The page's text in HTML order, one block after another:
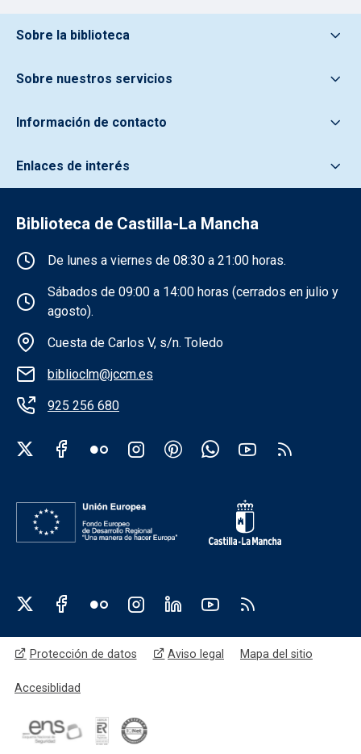
Pie de pagina información
Sobre la biblioteca
Sobre nuestros servicios
Información de contacto
Enlaces de interés
Biblioteca de Castilla-La Mancha
Información de la institución
De lunes a viernes de 08:30 a 21:00 horas.
Sábados de 09:00 a 14:00 horas (cerrados en julio y
agosto).
Cuesta de Carlos V, s/n. Toledo
biblioclm@jccm.es
925 256 680
Redes sociales institución
Redes sociales JCCM
Menú legal
Protección de datos Aviso legal Mapa del sitio
Accesiblidad